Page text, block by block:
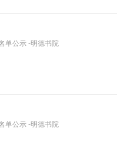
单公示 -明德书院
单公示 -明德书院